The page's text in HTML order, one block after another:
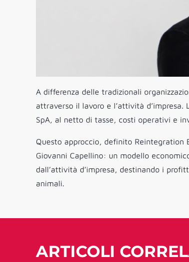
A differenza delle tradizionali
attraverso il lavoro e l’attività
SpA, al netto di tasse, costi operativi e
Questo approccio, definito Reintegration
Giovanni Capellino: un modello
dall’attività d’impresa, destinando i
animali.
ARTICOLI